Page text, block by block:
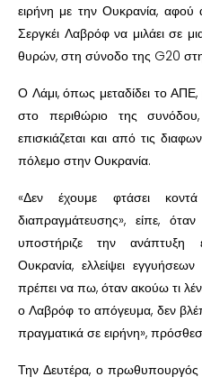
ειρήνη με την Ουκρανία,
Σεργκέι Λαβρόφ να μιλάει σε
θυρών, στη σύνοδο της G20
Ο Λάμι, όπως μεταδίδει το
στο περιθώριο της
επισκιάζεται και από τις
πόλεμο στην Ουκρανία.
«Δεν έχουμε φτάσει
διαπραγμάτευσης», είπε,
υποστήριζε την ανάπτυξη
Ουκρανία, ελλείψει
πρέπει να πω, όταν ακούω τι
ο Λαβρόφ το απόγευμα, δεν
πραγματικά σε ειρήνη»,
Την Δευτέρα, ο πρωθυπουργός